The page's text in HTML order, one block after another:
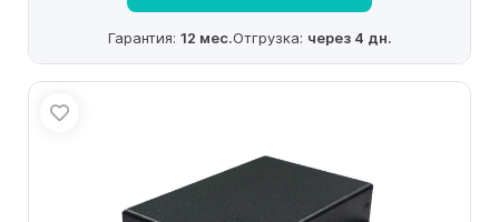
Гарантия: 12 мес.Отгрузка: через 4 дн.